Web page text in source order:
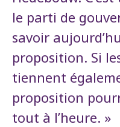
le parti de
savoir
proposition. Si
tiennent
proposition
tout à l’heure. »